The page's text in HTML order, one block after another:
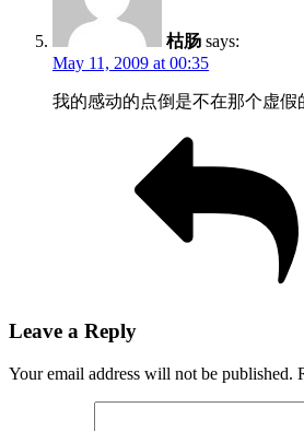
枯肠 says:
May 11, 2009 at 00:35
我的感动的点倒是不在那个虚
Leave a Reply
Your email address will not be published.